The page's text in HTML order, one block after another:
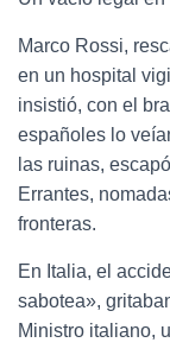
Marco Rossi,
en un hospital
insistió, con el
españoles lo
las ruinas,
Errantes,
fronteras.
En Italia, el
sabotea»,
Ministro italiano,